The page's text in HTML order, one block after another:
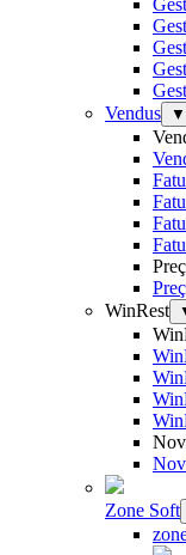
Vendus
▼
WinRest
Zone Soft